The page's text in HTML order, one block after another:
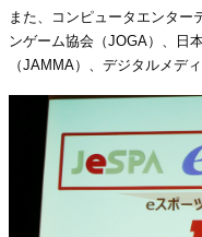
また、コンピュータエンター
ンゲーム協会（JOGA）、日
（JAMMA）、デジタルメデ